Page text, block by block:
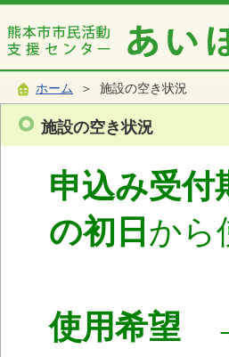
ホーム ＞ 施設の空き状況
施設の空き状況
申込み受付
の初日 から
使用希望